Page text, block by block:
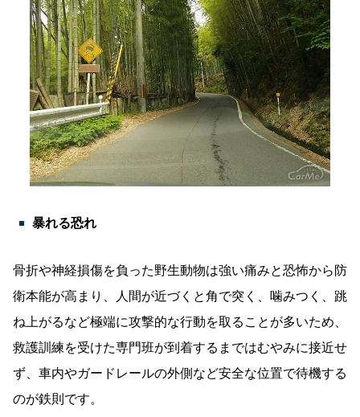
暴れる恐れ
骨折や神経損傷を負った野生動物は強い痛みと恐怖から防
衛本能が高まり、人間が近づくと角で突く、噛みつく、跳
ね上がるなど極端に攻撃的な行動を取ることが多いため、
救護訓練を受けた専門班が到着するまではむやみに接近せ
ず、車内やガードレールの外側など安全な位置で待機する
のが鉄則です。